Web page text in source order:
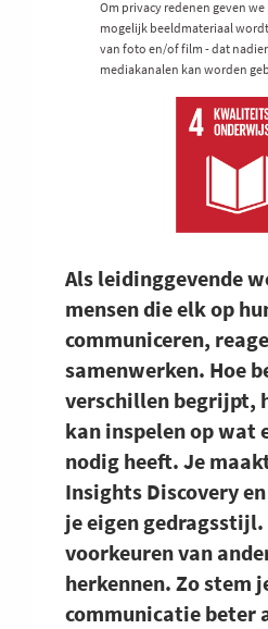
Als leidinggevende
mensen die elk op
communiceren,
samenwerken. Hoe
verschillen begrijpt,
kan inspelen op wat
nodig heeft. Je
Insights Discovery
je eigen
voorkeuren van
herkennen. Zo stem
communicatie beter
Om privacy redenen geven
mogelijk beeldmateriaal
van foto en/of film - dat
mediakanalen kan worden